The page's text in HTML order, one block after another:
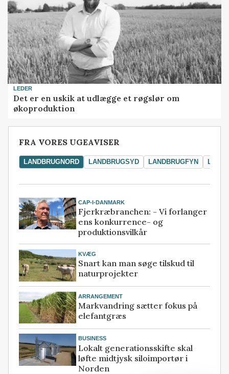
LEDER
Det er en uskik at udlægge et røgslør om
økoproduktion
FRA VORES UGEAVISER
LANDBRUGNORD LANDBRUGSYD LANDBRUGFYN
CAP-I-DANMARK
Fjerkræbranchen: - Vi forlanger
ens konkurrence- og
produktionsvilkår
KVÆG
Snart kan man søge tilskud til
naturprojekter
ARRANGEMENT
Markvandring sætter fokus på
elefantgræs
BUSINESS
Lokalt generationsskifte skal
løfte midtjysk siloimportør i
Norden